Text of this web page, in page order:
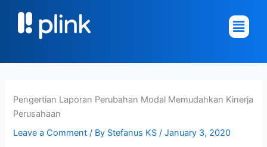
content
Main
Menu
Pengertian Laporan Perubahan Modal Memudahkan Kinerja
Perusahaan
Leave a Comment / By Stefanus KS/January 3, 2020